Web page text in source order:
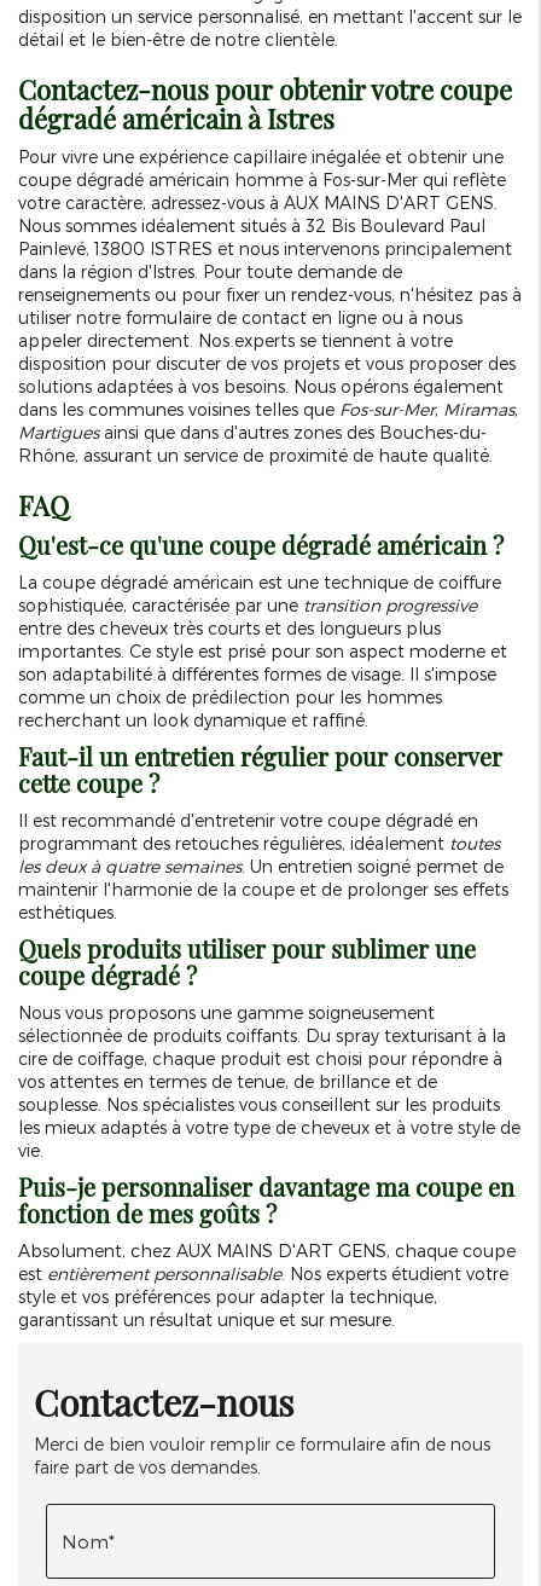
disposition un service personnalisé, en mettant l'accent sur le
détail et le bien-être de notre clientèle.
Contactez-nous pour obtenir votre coupe
dégradé américain à Istres
Pour vivre une expérience capillaire inégalée et obtenir une
coupe dégradé américain homme à Fos-sur-Mer qui reflète
votre caractère, adressez-vous à AUX MAINS D'ART GENS.
Nous sommes idéalement situés à 32 Bis Boulevard Paul
Painlevé, 13800 ISTRES et nous intervenons principalement
dans la région d'Istres. Pour toute demande de
renseignements ou pour fixer un rendez-vous, n'hésitez pas à
utiliser notre formulaire de contact en ligne ou à nous
appeler directement. Nos experts se tiennent à votre
disposition pour discuter de vos projets et vous proposer des
solutions adaptées à vos besoins. Nous opérons également
dans les communes voisines telles que Fos-sur-Mer, Miramas,
Martiguesainsi que dans d'autres zones des Bouches-du-
Rhône, assurant un service de proximité de haute qualité.
FAQ
Qu'est-ce qu'une coupe dégradé américain ?
La coupe dégradé américain est une technique de coiffure
sophistiquée, caractérisée par une transition progressive
entre des cheveux très courts et des longueurs plus
importantes. Ce style est prisé pour son aspect moderne et
son adaptabilité à différentes formes de visage. Il s'impose
comme un choix de prédilection pour les hommes
recherchant un look dynamique et raffiné.
Faut-il un entretien régulier pour conserver
cette coupe ?
Il est recommandé d'entretenir votre coupe dégradé en
programmant des retouches régulières, idéalement toutes
les deux à quatre semaines. Un entretien soigné permet de
maintenir l'harmonie de la coupe et de prolonger ses effets
esthétiques.
Quels produits utiliser pour sublimer une
coupe dégradé ?
Nous vous proposons une gamme soigneusement
sélectionnée de produits coiffants. Du spray texturisant à la
cire de coiffage, chaque produit est choisi pour répondre à
vos attentes en termes de tenue, de brillance et de
souplesse. Nos spécialistes vous conseillent sur les produits
les mieux adaptés à votre type de cheveux et à votre style de
vie.
Puis-je personnaliser davantage ma coupe en
fonction de mes goûts ?
Absolument, chez AUX MAINS D'ART GENS, chaque coupe
est entièrement personnalisable. Nos experts étudient votre
style et vos préférences pour adapter la technique,
garantissant un résultat unique et sur mesure.
Contactez-nous
Merci de bien vouloir remplir ce formulaire afin de nous
faire part de vos demandes.